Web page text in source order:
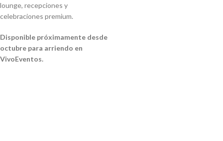
lounge, recepciones y
celebraciones premium.
Disponible próximamente desde
octubre para arriendo en
VivoEventos.